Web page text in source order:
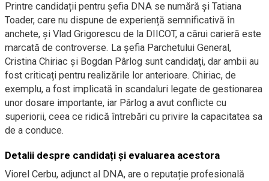
Printre candidații pentru șefia DNA se numără și Tatiana
Toader, care nu dispune de experiență semnificativă în
anchete, și Vlad Grigorescu de la DIICOT, a cărui carieră este
marcată de controverse. La șefia Parchetului General,
Cristina Chiriac și Bogdan Pârlog sunt candidați, dar ambii au
fost criticați pentru realizările lor anterioare. Chiriac, de
exemplu, a fost implicată în scandaluri legate de gestionarea
unor dosare importante, iar Pârlog a avut conflicte cu
superiorii, ceea ce ridică întrebări cu privire la capacitatea sa
de a conduce.
Detalii despre candidați și evaluarea acestora
Viorel Cerbu, adjunct al DNA, are o reputație profesională